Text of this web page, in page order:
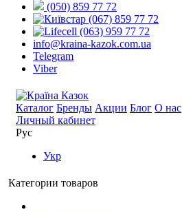
(050) 859 77 72
(067) 859 77 72
(063) 959 77 72
info@kraina-kazok.com.ua
Telegram
Viber
Каталог Бренды Акции Блог О нас
Личный кабинет
Рус
Укр
Категории товаров